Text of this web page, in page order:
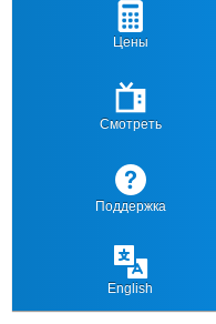
Цены
Смотреть
Поддержка
English